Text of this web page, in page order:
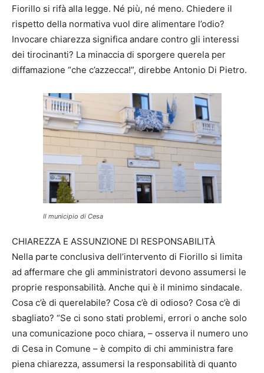
Fiorillo si rifà alla legge. Né più, né meno. Chiedere il
rispetto della normativa vuol dire alimentare l’odio?
Invocare chiarezza significa andare contro gli interessi
dei tirocinanti? La minaccia di sporgere querela per
diffamazione “che c’azzecca!”, direbbe Antonio Di Pietro.
Il municipio di Cesa
CHIAREZZA E ASSUNZIONE DI RESPONSABILITÀ
Nella parte conclusiva dell’intervento di Fiorillo si limita
ad affermare che gli amministratori devono assumersi le
proprie responsabilità. Anche qui è il minimo sindacale.
Cosa c’è di querelabile? Cosa c’è di odioso? Cosa c’è di
sbagliato? “Se ci sono stati problemi, errori o anche solo
una comunicazione poco chiara, – osserva il numero uno
di Cesa in Comune – è compito di chi amministra fare
piena chiarezza, assumersi la responsabilità di quanto